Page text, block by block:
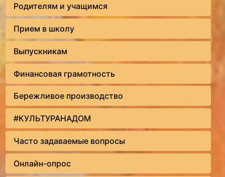
Родителям и учащимся
Прием в школу
Выпускникам
Финансовая грамотность
Бережливое производство
#КУЛЬТУРАНАДОМ
Часто задаваемые вопросы
Онлайн-опрос